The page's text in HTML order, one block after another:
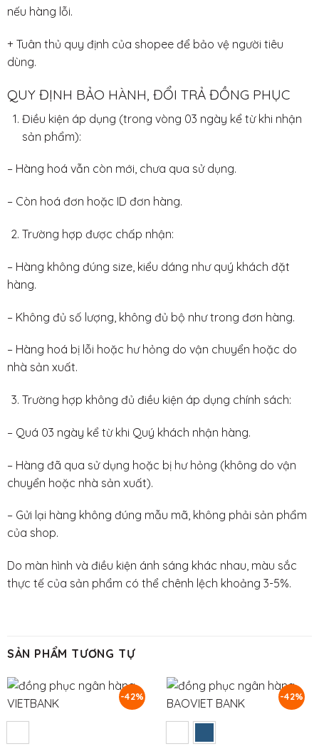
nếu hàng lỗi.
+ Tuân thủ quy định của shopee để bảo vệ người tiêu
dùng.
QUY ĐỊNH BẢO HÀNH, ĐỔI TRẢ ĐỒNG PHỤC
Điều kiện áp dụng (trong vòng 03 ngày kể từ khi nhận
sản phẩm):
– Hàng hoá vẫn còn mới, chưa qua sử dụng.
– Còn hoá đơn hoặc ID đơn hàng.
Trường hợp được chấp nhận:
– Hàng không đúng size, kiểu dáng như quý khách đặt
hàng.
– Không đủ số lượng, không đủ bộ như trong đơn hàng.
– Hàng hoá bị lỗi hoặc hư hỏng do vận chuyển hoặc do
nhà sản xuất.
Trường hợp không đủ điều kiện áp dụng chính sách:
– Quá 03 ngày kể từ khi Quý khách nhận hàng.
– Hàng đã qua sử dụng hoặc bị hư hỏng (không do vận
chuyển hoặc nhà sản xuất).
– Gửi lại hàng không đúng mẫu mã, không phải sản phẩm
của shop.
Do màn hình và điều kiện ánh sáng khác nhau, màu sắc
thực tế của sản phẩm có thể chênh lệch khoảng 3-5%.
SẢN PHẨM TƯƠNG TỰ
-42% -42%